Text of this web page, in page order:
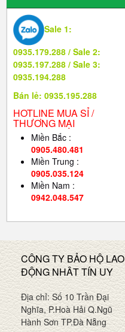
Sale 1:
0935.179.288 / Sale 2:
0935.197.288 / Sale 3:
0935.194.288
Bán lẻ: 0935.195.288
HOTLINE MUA SỈ /
THƯƠNG MẠI
Miền Bắc :
0905.480.481
Miền Trung :
0905.035.124
Miền Nam :
0942.048.547
CÔNG TY BẢO HỘ LAO
ĐỘNG NHÂT TÍN UY
Địa chỉ: Số 10 Trần Đại
Nghĩa, P.Hoà Hải Q.Ngũ
Hành Sơn TP.Đà Nẵng